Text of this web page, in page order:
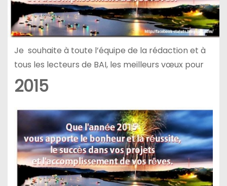
Je souhaite à toute l’équipe de la rédaction et à
tous les lecteurs de BAI, les meilleurs vœux pour
2015